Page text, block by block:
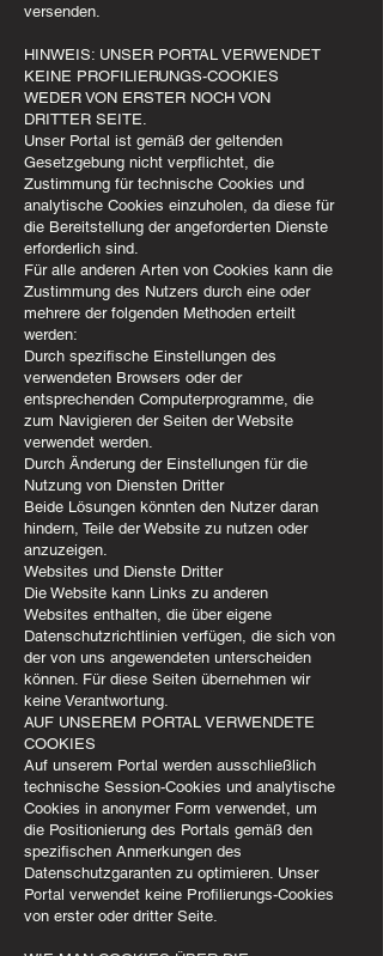
versenden.
HINWEIS: UNSER PORTAL VERWENDET
KEINE PROFILIERUNGS-COOKIES
WEDER VON ERSTER NOCH VON
DRITTER SEITE.
Unser Portal ist gemäß der geltenden
Gesetzgebung nicht verpflichtet, die
Zustimmung für technische Cookies und
analytische Cookies einzuholen, da diese für
die Bereitstellung der angeforderten Dienste
erforderlich sind.
Für alle anderen Arten von Cookies kann die
Zustimmung des Nutzers durch eine oder
mehrere der folgenden Methoden erteilt
werden:
Durch spezifische Einstellungen des
verwendeten Browsers oder der
entsprechenden Computerprogramme, die
zum Navigieren der Seiten der Website
verwendet werden.
Durch Änderung der Einstellungen für die
Nutzung von Diensten Dritter
Beide Lösungen könnten den Nutzer daran
hindern, Teile der Website zu nutzen oder
anzuzeigen.
Websites und Dienste Dritter
Die Website kann Links zu anderen
Websites enthalten, die über eigene
Datenschutzrichtlinien verfügen, die sich von
der von uns angewendeten unterscheiden
können. Für diese Seiten übernehmen wir
keine Verantwortung.
AUF UNSEREM PORTAL VERWENDETE
COOKIES
Auf unserem Portal werden ausschließlich
technische Session-Cookies und analytische
Cookies in anonymer Form verwendet, um
die Positionierung des Portals gemäß den
spezifischen Anmerkungen des
Datenschutzgaranten zu optimieren. Unser
Portal verwendet keine Profilierungs-Cookies
von erster oder dritter Seite.